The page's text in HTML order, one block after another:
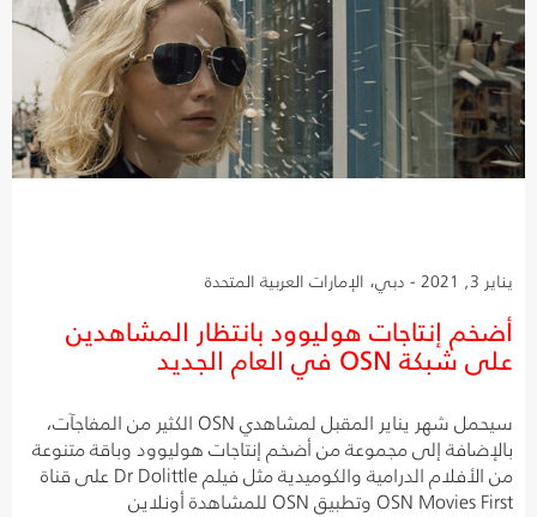
يناير 3, 2021 - دبي، الإمارات العربية المتحدة
أضخم إنتاجات هوليوود بانتظار المشاهدين
على شبكة OSN في العام الجديد
سيحمل شهر يناير المقبل لمشاهدي OSN الكثير من المفاجآت،
بالإضافة إلى مجموعة من أضخم إنتاجات هوليوود وباقة متنوعة
من الأفلام الدرامية والكوميدية مثل فيلم Dr Dolittle على قناة
OSN Movies First وتطبيق OSN للمشاهدة أونلاين